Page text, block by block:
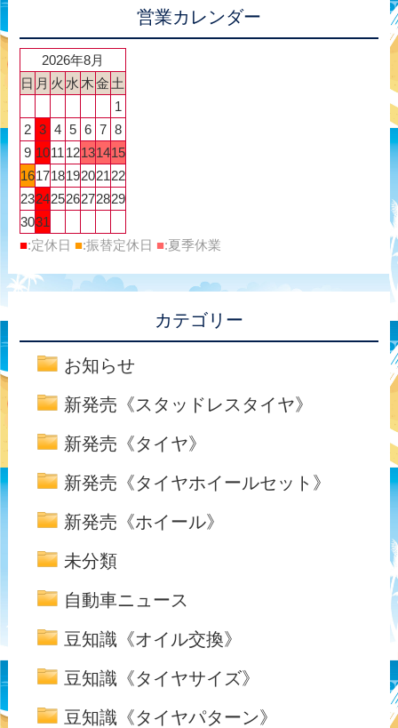
営業カレンダー
2026年8月
日 月 火 水 木金 土
1
2 3 4 5 6 7 8
9 1011 12131415
16171819202122
23242526272829
3031
■:定休日 ■:振替定休日 ■:夏季休業
カテゴリー
お知らせ
新発売《スタッドレスタイヤ》
新発売《タイヤ》
新発売《タイヤホイールセット》
新発売《ホイール》
未分類
自動車ニュース
豆知識《オイル交換》
豆知識《タイヤサイズ》
豆知識《タイヤパターン》